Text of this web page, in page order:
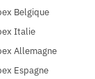
Belgique
Italie
Allemagne
Espagne